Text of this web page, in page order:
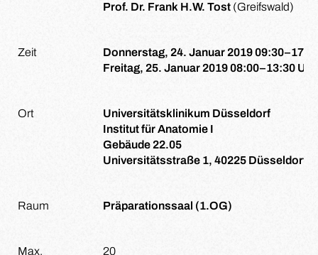
Prof. Dr. Frank H.W. Tost (Greifswald)
Zeit
Donnerstag, 24. Januar 2019
Freitag, 25. Januar 2019 08:00–13:30 Uhr
Ort
Universitätsklinikum Düsseldorf
Institut für Anatomie I
Gebäude 22.05
Universitätsstraße 1, 40225 Düsseldorf
Raum Präparationssaal (1.OG)
Max.
20